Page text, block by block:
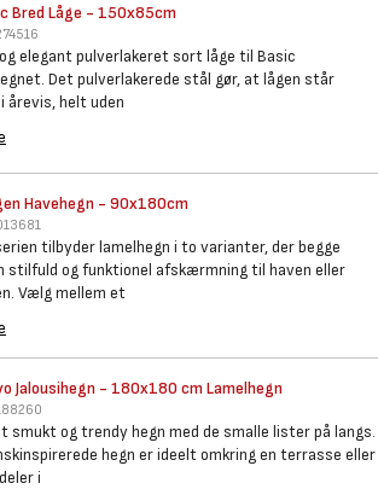
Bred Låge - 150x85cm
elegant pulverlakeret sort låge til Basic
Det pulverlakerede stål gør, at lågen står
årevis, helt uden
Havehegn - 90x180cm
tilbyder lamelhegn i to varianter, der begge
stilfuld og funktionel afskærmning til haven eller
Vælg mellem et
Jalousihegn - 180x180 cm Lamelhegn
smukt og trendy hegn med de smalle lister på langs.
hegn er ideelt omkring en terrasse eller
i